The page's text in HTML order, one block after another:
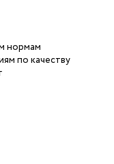
нормам
по качеству